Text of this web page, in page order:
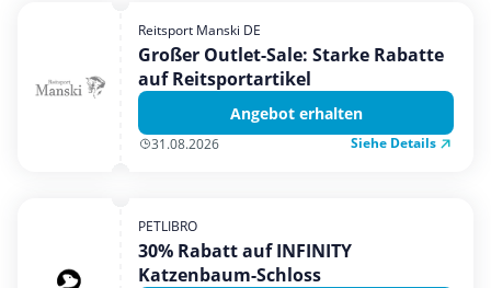
Urlaub & Reise
Reitsport Manski DE
Großer Outlet-Sale: Starke Rabatte
auf Reitsportartikel
Angebot erhalten
31.08.2026 Siehe Details
PETLIBRO
30% Rabatt auf INFINITY
Katzenbaum-Schloss